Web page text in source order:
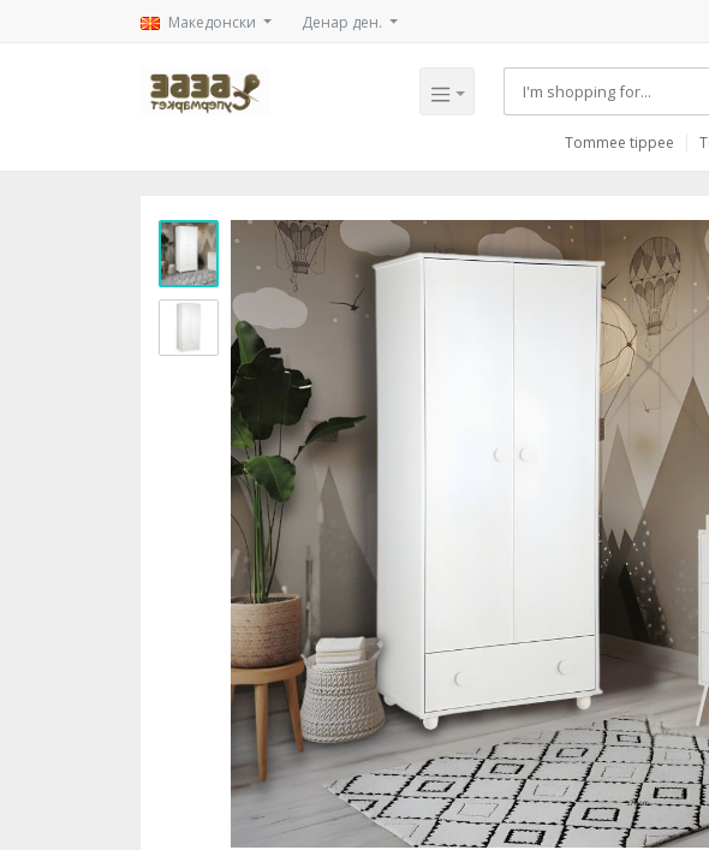
Mакедонски Денар ден.
Tommee tippee